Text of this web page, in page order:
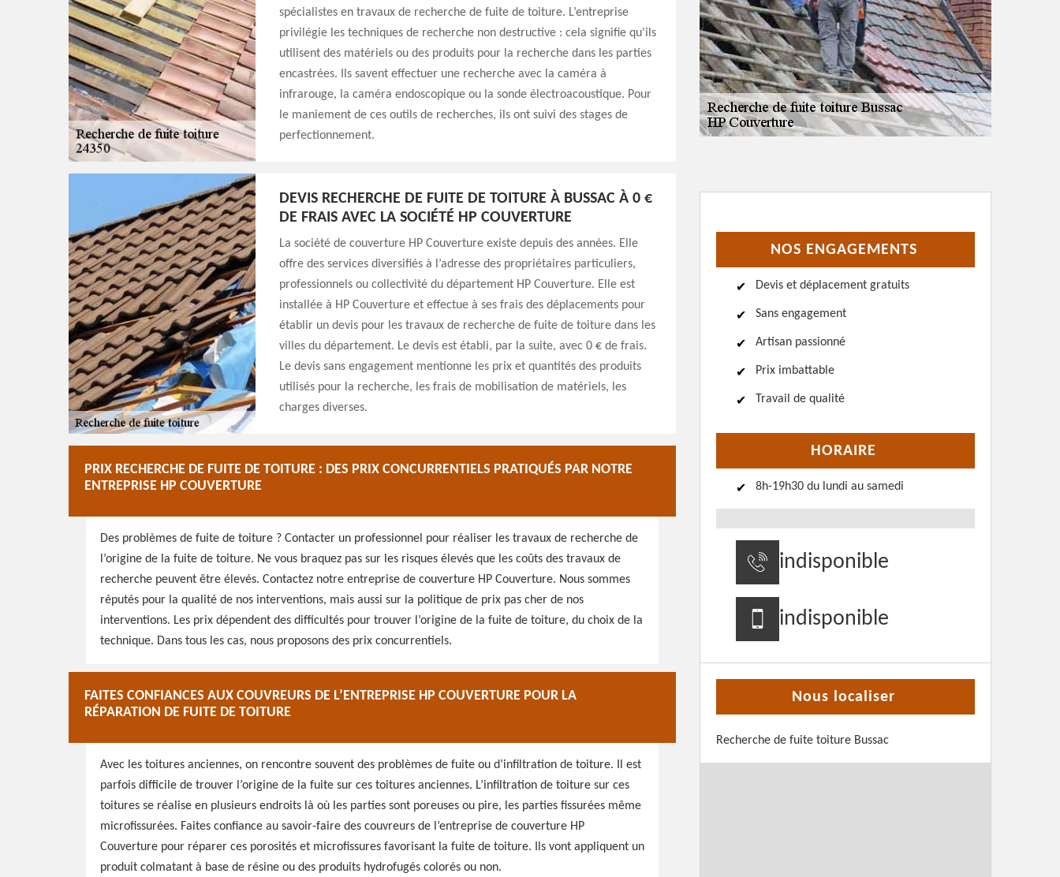
spécialistes en travaux de recherche de fuite de toiture. L’entreprise
privilégie les techniques de recherche non destructive : cela signifie qu'ils
utilisent des matériels ou des produits pour la recherche dans les parties
encastrées. Ils savent effectuer une recherche avec la caméra à
infrarouge, la caméra endoscopique ou la sonde électroacoustique. Pour
le maniement de ces outils de recherches, ils ont suivi des stages de
perfectionnement.
DEVIS RECHERCHE DE FUITE DE TOITURE À BUSSAC À 0 €
DE FRAIS AVEC LA SOCIÉTÉ HP COUVERTURE
La société de couverture HP Couverture existe depuis des années. Elle
offre des services diversifiés à l’adresse des propriétaires particuliers,
professionnels ou collectivité du département HP Couverture. Elle est
installée à HP Couverture et effectue à ses frais des déplacements pour
établir un devis pour les travaux de recherche de fuite de toiture dans les
villes du département. Le devis est établi, par la suite, avec 0 € de frais.
Le devis sans engagement mentionne les prix et quantités des produits
utilisés pour la recherche, les frais de mobilisation de matériels, les
charges diverses.
PRIX RECHERCHE DE FUITE DE TOITURE : DES PRIX CONCURRENTIELS PRATIQUÉS PAR NOTRE
ENTREPRISE HP COUVERTURE
Des problèmes de fuite de toiture ? Contacter un professionnel pour réaliser les travaux de recherche de
l’origine de la fuite de toiture. Ne vous braquez pas sur les risques élevés que les coûts des travaux de
recherche peuvent être élevés. Contactez notre entreprise de couverture HP Couverture. Nous sommes
réputés pour la qualité de nos interventions, mais aussi sur la politique de prix pas cher de nos
interventions. Les prix dépendent des difficultés pour trouver l’origine de la fuite de toiture, du choix de la
technique. Dans tous les cas, nous proposons des prix concurrentiels.
FAITES CONFIANCES AUX COUVREURS DE L’ENTREPRISE HP COUVERTURE POUR LA
RÉPARATION DE FUITE DE TOITURE
Avec les toitures anciennes, on rencontre souvent des problèmes de fuite ou d’infiltration de toiture. Il est
parfois difficile de trouver l’origine de la fuite sur ces toitures anciennes. L’infiltration de toiture sur ces
toitures se réalise en plusieurs endroits là où les parties sont poreuses ou pire, les parties fissurées même
microfissurées. Faites confiance au savoir-faire des couvreurs de l’entreprise de couverture HP
Couverture pour réparer ces porosités et microfissures favorisant la fuite de toiture. Ils vont appliquent un
produit colmatant à base de résine ou des produits hydrofugés colorés ou non.
NOS ENGAGEMENTS
Devis et déplacement gratuits
Sans engagement
Artisan passionné
Prix imbattable
Travail de qualité
HORAIRE
8h-19h30 du lundi au samedi
indisponible
indisponible
Nous localiser
Recherche de fuite toiture Bussac